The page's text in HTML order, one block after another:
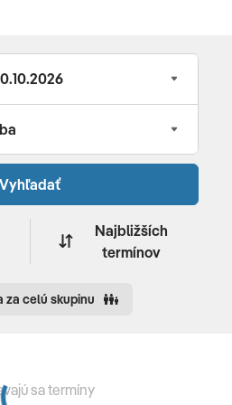
požičovňa bicyklov • práčovňa
vodou • ležadlá zdarma •
terasa
Vyhľadať
Najbližších
termínov
za celú skupinu
sa termíny